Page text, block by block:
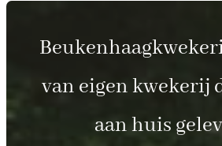
van eigen kwekerij
aan huis